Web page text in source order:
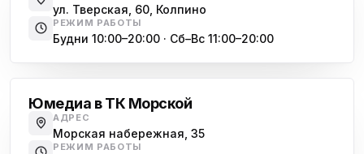
ул. Тверская, 60, Колпино
РЕЖИМ РАБОТЫ
Будни 10:00–20:00 · Сб–Вс 11:00–20:00
Юмедиа в ТК Морской
АДРЕС
Морская набережная, 35
РЕЖИМ РАБОТЫ